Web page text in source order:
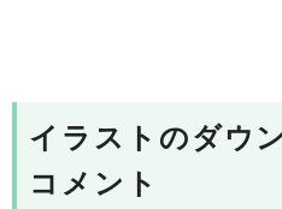
イラストのダウ
コメント